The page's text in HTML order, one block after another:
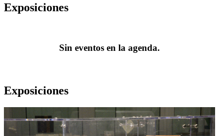
Exposiciones
Sin eventos en la agenda.
Exposiciones